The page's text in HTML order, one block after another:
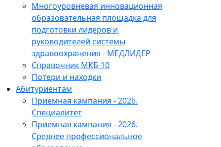
Многоуровневая инновационная
образовательная площадка для
подготовки лидеров и
руководителей системы
здравоохранения - МЕДЛИДЕР
Справочник МКБ-10
Потери и находки
Абитуриентам
Приемная кампания - 2026.
Специалитет
Приемная кампания - 2026.
Среднее профессиональное